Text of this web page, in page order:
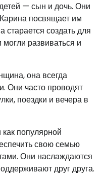
— сын и дочь. Они
посвящает им
создать для
развиваться и
она всегда
Они часто проводят
поездки и вечера в
популярной
свою семью
Они наслаждаются
друг друга.